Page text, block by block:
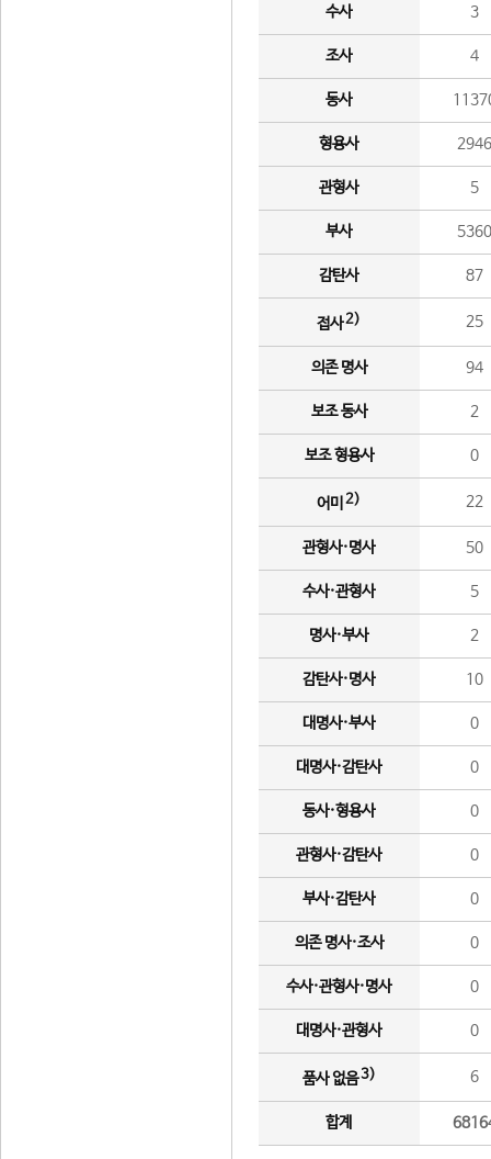
수사 3
조사 4
동사
형용사 2946
관형사 5
부사 5360
감탄사 87
접사2) 25
의존 명사 94
보조 동사 2
보조 형용사 0
어미 2) 22
관형사·명사 50
수사·관형사 5
명사·부사 2
감탄사·명사 10
대명사·부사 0
대명사·감탄사 0
동사·형용사 0
관형사·감탄사 0
부사·감탄사 0
의존 명사·조사 0
수사·관형사·명사 0
대명사·관형사 0
품사 없음3) 6
합계